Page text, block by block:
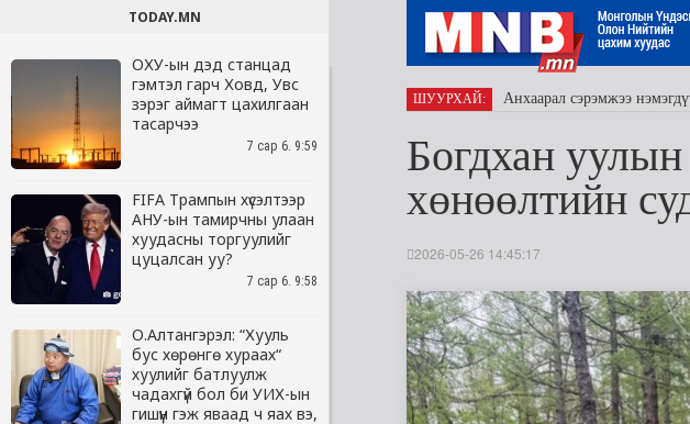
TODAY.MN
ОХУ-ын дэд станцад
гэмтэл гарч Ховд, Увс
зэрэг аймагт цахилгаан
тасарчээ
7 сар 6. 9:59
FIFA Трампын хүсэлтээр
АНУ-ын тамирчны улаан
хуудасны торгуулийг
цуцалсан уу?
7 сар 6. 9:58
О.Алтангэрэл: “Хууль
бус хөрөнгө хураах“
хуулийг батлуулж
чадахгүй бол би УИХ-ын
гишүүн гэж яваад ч яах вэ,